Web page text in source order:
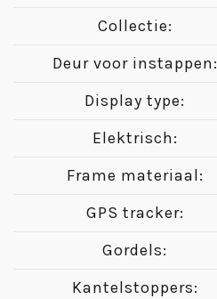
Collectie:
Deur voor instappen:
Display type:
Elektrisch:
Frame materiaal:
GPS tracker:
Gordels:
Kantelstoppers: